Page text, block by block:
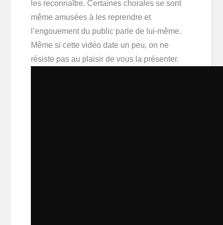
les reconnaître. Certaines chorales se sont
même amusées à les reprendre et
l’engouement du public parle de lui-même.
Même si cette vidéo date un peu, on ne
résiste pas au plaisir de vous la présenter.